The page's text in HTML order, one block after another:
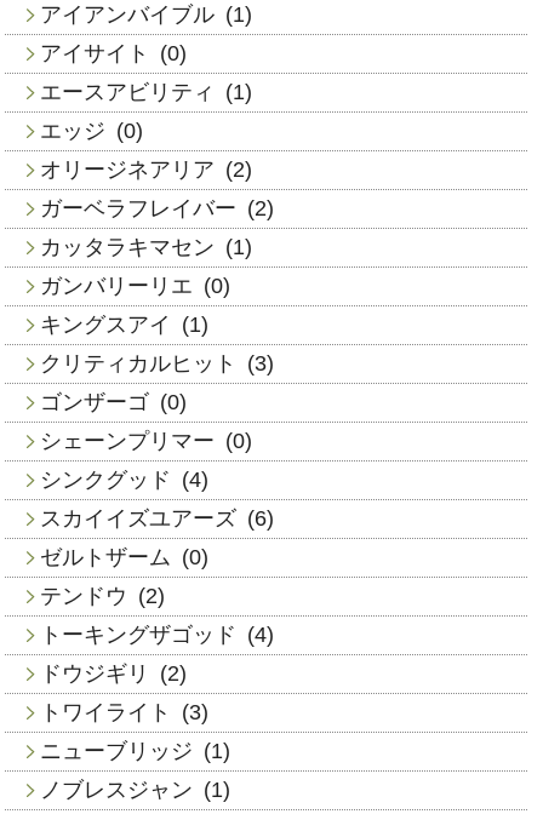
アイアンバイブル (1)
アイサイト
(0)
エースアビリティ
(1)
エッジ (0)
オリージネアリア (2)
ガーベラフレイバー (2)
カッタラキマセン (1)
ガンバリーリエ (0)
キングスアイ
(1)
クリティカルヒット
(3)
ゴンザーゴ (0)
シェーンプリマー (0)
シンクグッド (4)
スカイイズユアーズ (6)
ゼルトザーム (0)
テンドウ (2)
トーキングザゴッド (4)
ドウジギリ
(2)
トワイライト
(3)
ニューブリッジ (1)
ノブレスジャン (1)